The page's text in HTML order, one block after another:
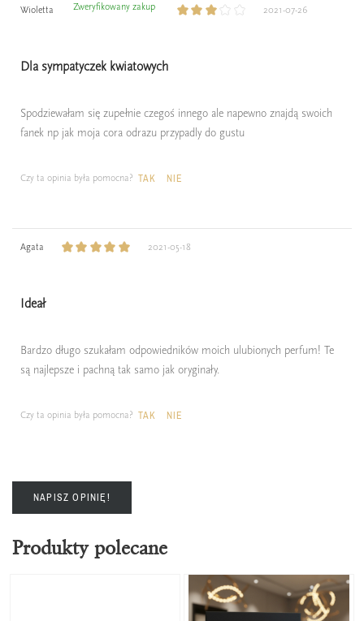
Wioletta Zweryfikowany zakup 2021-07-26
Dla sympatyczek kwiatowych
Spodziewałam się zupełnie czegoś innego ale napewno znajdą swoich
fanek np jak moja cora odrazu przypadly do gustu
Czy ta opinia była pomocna? TAK NIE
Agata 2021-05-18
Ideał
Bardzo długo szukałam odpowiedników moich ulubionych perfum! Te
są najlepsze i pachną tak samo jak oryginały.
Czy ta opinia była pomocna? TAK NIE
NAPISZ OPINIĘ!
Produkty polecane